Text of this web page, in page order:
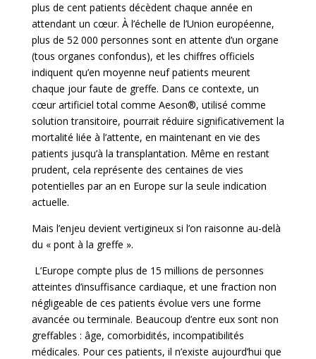
plus de cent patients décèdent chaque année en
attendant un cœur. À l’échelle de l’Union européenne,
plus de 52 000 personnes sont en attente d’un organe
(tous organes confondus), et les chiffres officiels
indiquent qu’en moyenne neuf patients meurent
chaque jour faute de greffe. Dans ce contexte, un
cœur artificiel total comme Aeson®, utilisé comme
solution transitoire, pourrait réduire significativement la
mortalité liée à l’attente, en maintenant en vie des
patients jusqu’à la transplantation. Même en restant
prudent, cela représente des centaines de vies
potentielles par an en Europe sur la seule indication
actuelle.
Mais l’enjeu devient vertigineux si l’on raisonne au-delà
du « pont à la greffe ».
L’Europe compte plus de 15 millions de personnes
atteintes d’insuffisance cardiaque, et une fraction non
négligeable de ces patients évolue vers une forme
avancée ou terminale. Beaucoup d’entre eux sont non
greffables : âge, comorbidités, incompatibilités
médicales. Pour ces patients, il n’existe aujourd’hui que